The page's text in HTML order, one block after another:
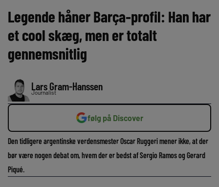
Legende håner Barça-profil: Han har
et cool skæg, men er totalt
gennemsnitlig
Lars Gram-Hanssen
Journalist
følg på Discover
Den tidligere argentinske verdensmester Oscar Ruggeri mener ikke, at der
bør være nogen debat om, hvem der er bedst af Sergio Ramos og Gerard
Piqué.